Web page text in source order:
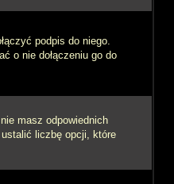
podpis do niego.
o nie dołączeniu go do
masz odpowiednich
liczbę opcji, które